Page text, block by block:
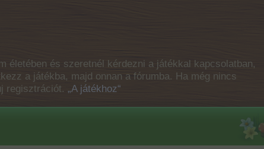
életében és szeretnél kérdezni a játékkal kapcsolatban,
a játékba, majd onnan a fórumba. Ha még nincs
regisztrációt. „A játékhoz“